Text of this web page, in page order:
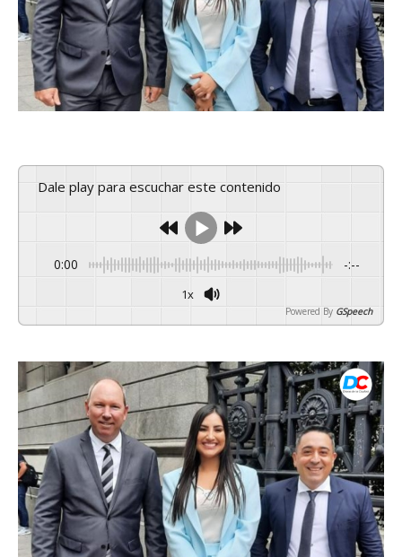
Dale play para escuchar este contenido
0:00 -:--
1x
Powered By GSpeech